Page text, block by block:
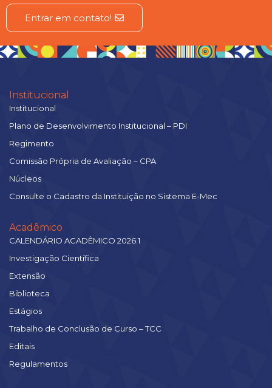
Entrar em contato!
Institucional
Institucional
Plano de Desenvolvimento Institucional – PDI
Regimento
Comissão Própria de Avaliação – CPA
Núcleos
Consulte o Cadastro da Instituição no Sistema E-Mec
Acadêmico
CALENDÁRIO ACADÊMICO 2026.1
Investigação Científica
Extensão
Biblioteca
Estágios
Trabalho de Conclusão de Curso – TCC
Editais
Regulamentos